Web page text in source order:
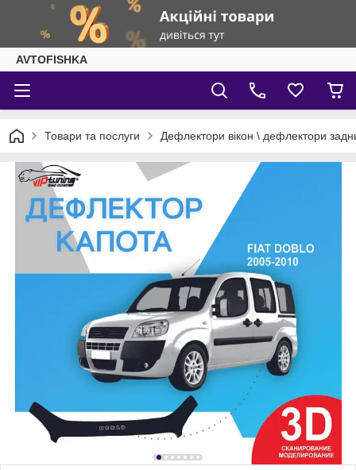
AVTOFISHKA
Товари та послуги Дефлектори вікон \ дефлектори